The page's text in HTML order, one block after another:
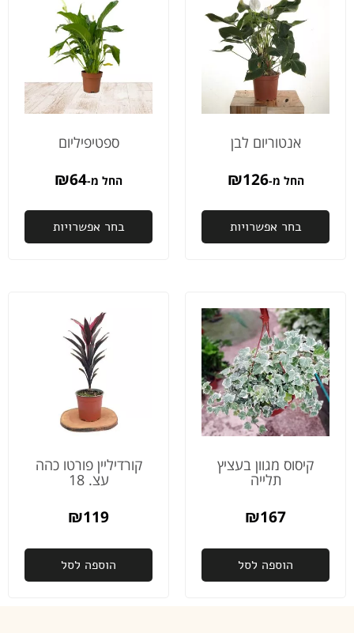
שום
תקלות!
ממליצה
החמיאו
אהבו
הקונספט
הערב
לקחו
הבייתה
אנטוריום לבן
החל מ- ₪126
בחר אפשרויות
ספטיפיליום
החל מ- ₪64
בחר אפשרויות
קיסוס מגוון בעציץ
תלייה
₪167
הוספה לסל
קורדיליין פורטו כהה
עצ. 18
₪119
הוספה לסל